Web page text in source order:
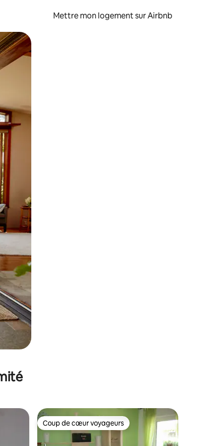
Mettre mon logement sur Airbnb
glisser.
Coup de cœur voyageurs
Coup de cœur voyageurs